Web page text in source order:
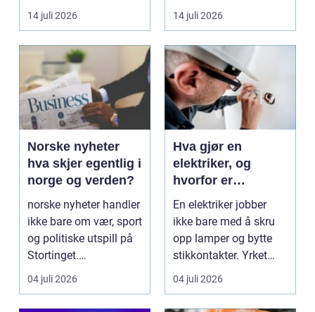
skarpe kniver og ...
14 juli 2026
helst oppgave. Fra
myk...
14 juli 2026
Norske nyheter
hva skjer egentlig i
norge og verden?
norske nyheter handler
ikke bare om vær, sport
og politiske utspill på
Stortinget.
Nyhetsbildet form...
04 juli 2026
Hva gjør en
elektriker, og
hvorfor er
fagkunnskap så
viktig?
En elektriker jobber
ikke bare med å skru
opp lamper og bytte
stikkontakter. Yrket
handler om sikker...
04 juli 2026